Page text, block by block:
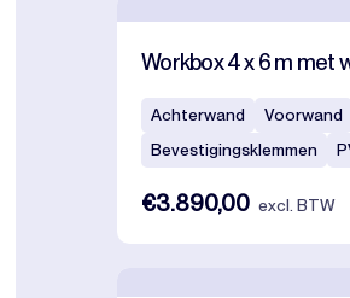
Workbox 4 x 6 m met
Achterwand
Voorwand
Bevestigingsklemmen
€3.890,00 excl. BTW